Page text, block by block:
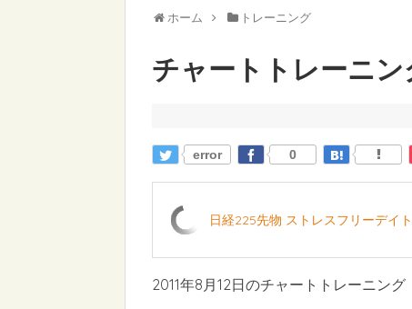
ホーム トレーニング
チャートトレーニン
error 0
日経225先物 ストレスフリーデイ
2011年8月12日のチャートトレーニング